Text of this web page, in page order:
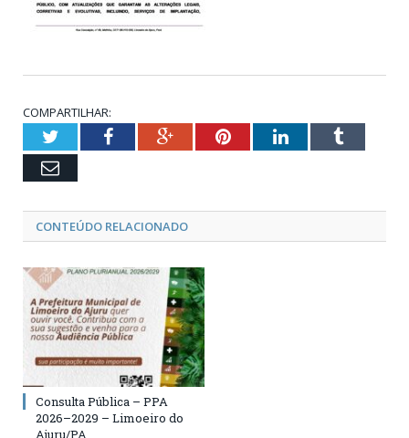
COMPARTILHAR:
TwitterFacebookGoogle+PinterestLinkedInTumblr
Email
CONTEÚDO RELACIONADO
Consulta Pública – PPA
2026–2029 – Limoeiro do
Ajuru/PA